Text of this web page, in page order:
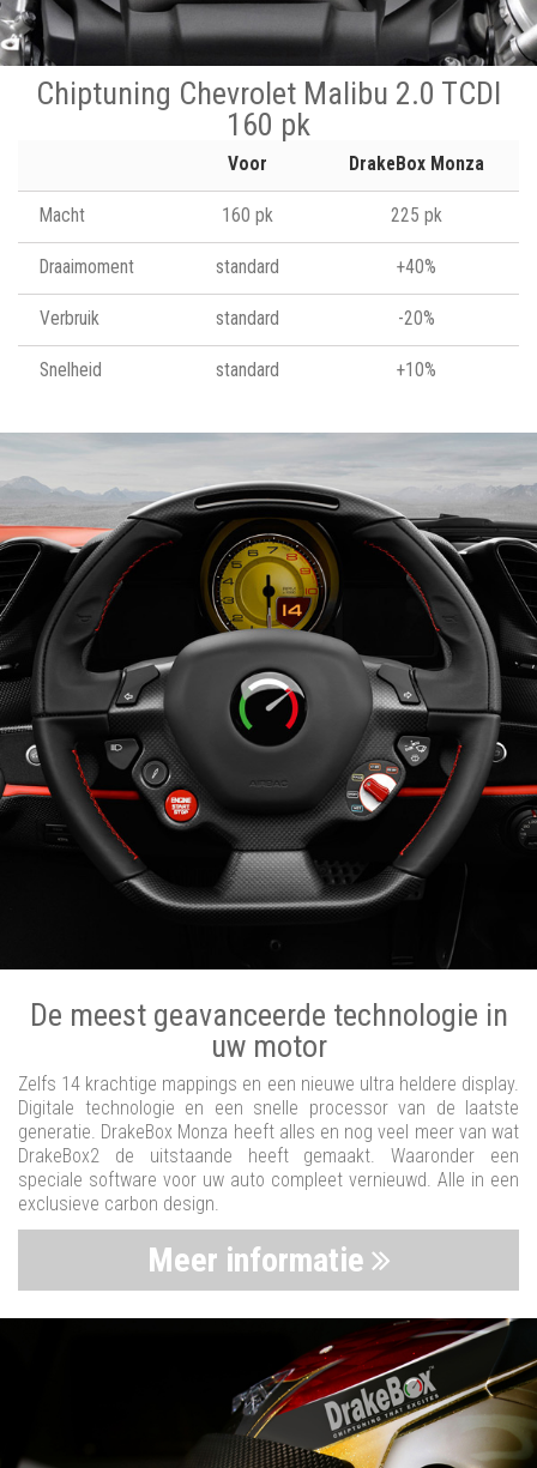
Chiptuning Chevrolet Malibu 2.0 TCDI
160 pk
Voor DrakeBox Monza
Macht 160 pk 225 pk
Draaimoment standard +40%
Verbruik standard -20%
Snelheid standard +10%
De meest geavanceerde technologie in
uw motor
Zelfs 14 krachtige mappings en een nieuwe ultra heldere display.
Digitale technologie en een snelle processor van de laatste
generatie. DrakeBox Monza heeft alles en nog veel meer van wat
DrakeBox2 de uitstaande heeft gemaakt. Waaronder een
speciale software voor uw auto compleet vernieuwd. Alle in een
exclusieve carbon design.
Meer informatie